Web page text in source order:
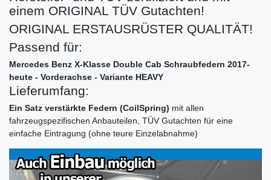
einem ORIGINAL TÜV Gutachten!
ORIGINAL ERSTAUSRÜSTER QUALITÄT!
Passend für:
Mercedes Benz X-Klasse Double Cab Schraubfedern 2017-
heute - Vorderachse - Variante HEAVY
Lieferumfang:
Ein Satz verstärkte Federn (CoilSpring) mit allen
fahrzeugspezifischen Anbauteilen, TÜV Gutachten für eine
einfache Eintragung (ohne teure Einzelabnahme)